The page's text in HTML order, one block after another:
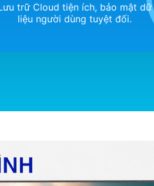
trữ Cloud tiện ích, bảo mật dữ
liệu người dùng tuyệt đối.